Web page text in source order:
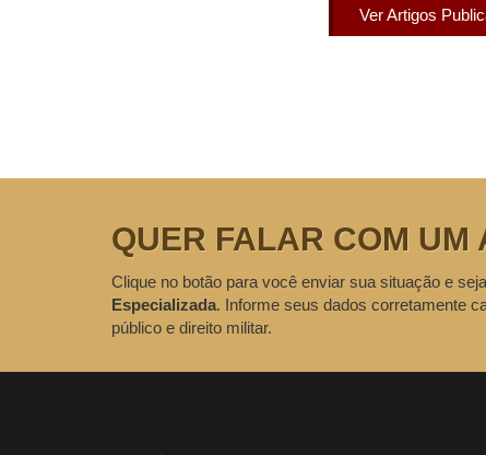
Ver Artigos
QUER FALAR COM
Clique no botão para você enviar sua situação e
Especializada. Informe seus dados corretamente
público e direito militar.